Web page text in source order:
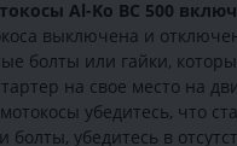
Al-Ko BC 500
выключена и
болты или гайки,
на свое место на
убедитесь, что
болты, убедитесь в